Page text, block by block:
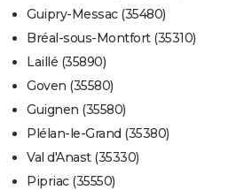
Guipry-Messac (35480)
Bréal-sous-Montfort (35310)
Laillé (35890)
Goven (35580)
Guignen (35580)
Plélan-le-Grand (35380)
Val d'Anast (35330)
Pipriac (35550)